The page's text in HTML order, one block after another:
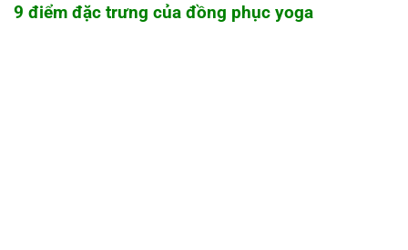
9 điểm đặc trưng của đồng phục yoga